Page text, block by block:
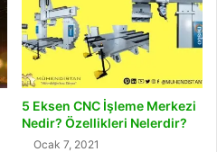
5 Eksen CNC İşleme Merkezi
Nedir? Özellikleri Nelerdir?
Ocak 7, 2021